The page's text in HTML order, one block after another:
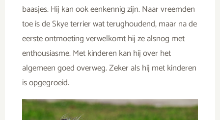
baasjes. Hij kan ook eenkennig zijn. Naar vreemden
toe is de Skye terrier wat terughoudend, maar na de
eerste ontmoeting verwelkomt hij ze alsnog met
enthousiasme. Met kinderen kan hij over het
algemeen goed overweg. Zeker als hij met kinderen
is opgegroeid.